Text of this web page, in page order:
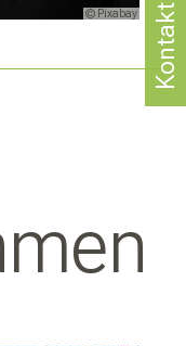
© Pixabay Kontakt